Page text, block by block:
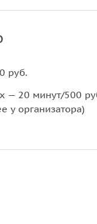
руб.
— 20 минут/500
у организатора)